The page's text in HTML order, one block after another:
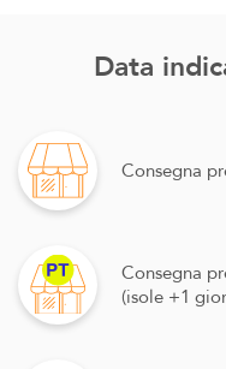
Data
Consegna
Consegna
(isole +1